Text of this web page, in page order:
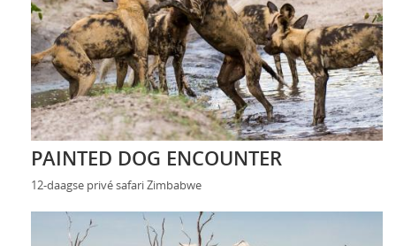
PAINTED DOG ENCOUNTER
12-daagse privé safari Zimbabwe